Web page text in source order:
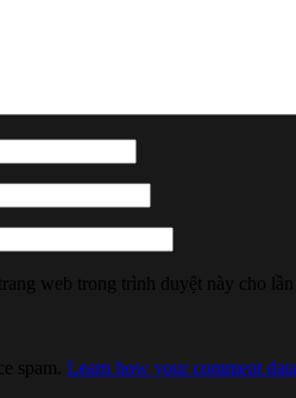
web trong trình duyệt này cho lần
spam. Learn how your comment